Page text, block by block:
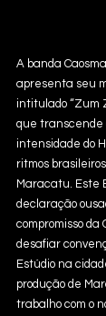
A banda
apresenta seu
intitulado “Zum
que transcende
intensidade do
ritmos
Maracatu. Este
declaração
compromisso da
desafiar
Estúdio na
produção de
trabalho com o